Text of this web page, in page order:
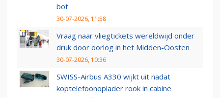
bot
30-07-2026, 11:58
Vraag naar vliegtickets wereldwijd onder
druk door oorlog in het Midden-Oosten
30-07-2026, 10:36
SWISS-Airbus A330 wijkt uit nadat
koptelefoonoplader rook in cabine